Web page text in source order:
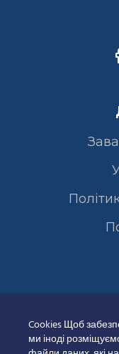
Cookies Щоб
ми іноді